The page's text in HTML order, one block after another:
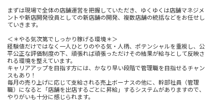
まずは現場で全体の店舗運営を把握していただき、ゆくゆくは店舗マネジメ
ントや新店開発役員としての新店舗の開発、複数店舗の統括などをお任せし
ていきます。
＜＊やる気次第でしっかり稼げる環境＊＞
経験値だけではなく一人ひとりのやる気・人柄、ポテンシャルを重視し、公
平公正な評価制度の下、頑張れば頑張っただけその結果が給与として反映さ
れる環境を整えています。
キャリアアップを目指す方には、かなり早い段階で管理職を目指せるチャン
スもあり！
毎月の売り上げに応じて支給される売上ボーナスの他に、幹部社員（管理
職）になると「店舗を出店するごとに昇給」するシステムがありますので、
やりがいも十分に感じられます。